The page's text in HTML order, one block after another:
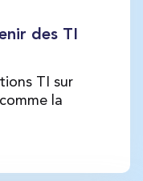
des TI
TI sur
la